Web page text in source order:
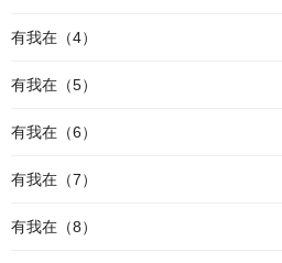
有我在（4）
有我在（5）
有我在（6）
有我在（7）
有我在（8）